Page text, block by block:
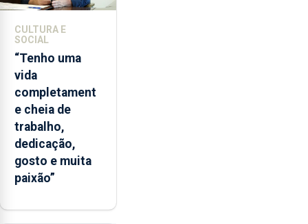
CULTURA E
SOCIAL
“Tenho uma
vida
completament
e cheia de
trabalho,
dedicação,
gosto e muita
paixão”